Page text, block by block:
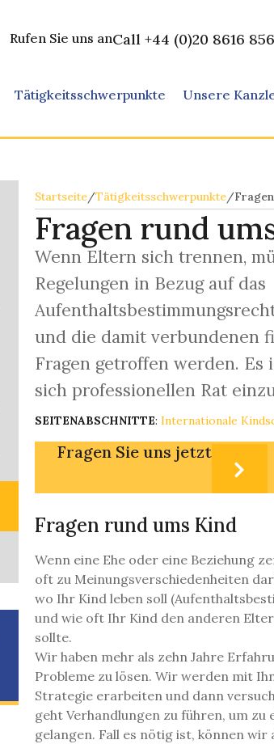
Rufen Sie uns anCall +44 (0)20 8616
Tätigkeitsschwerpunkte Unsere
Startseite/Tätigkeitsschwerpunkte/
Fragen rund
Wenn Eltern sich trennen,
Regelungen in Bezug auf das
und die damit verbundenen
Fragen getroffen werden. Es
sich professionellen Rat
SEITENABSCHNITTE: Internationale
Fragen Sie uns jetzt
Fragen rund ums Kind
Wenn eine Ehe oder eine Beziehung
oft zu Meinungsverschiedenheiten
wo Ihr Kind leben soll
und wie oft Ihr Kind den anderen
sollte.
Wir haben mehr als zehn Jahre
Probleme zu lösen. Wir werden mit
Strategie erarbeiten und dann
geht Verhandlungen zu führen, um zu
gelangen. Fall es nötig ist, können wir